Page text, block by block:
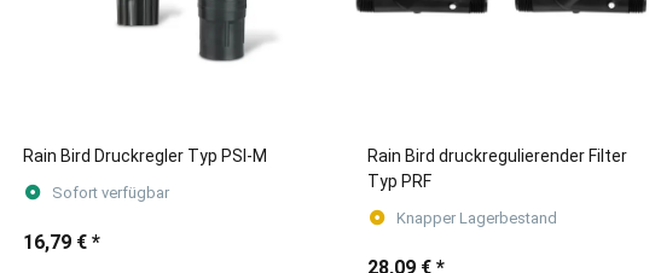
Rain Bird Druckregler Typ PSI-M
Sofort verfügbar
16,79 € *
Rain Bird druckregulierender Filter
Typ PRF
Knapper Lagerbestand
28,09 € *